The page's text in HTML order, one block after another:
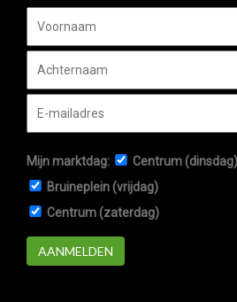
Mijn marktdag:
Centrum (dinsdag)
Bruineplein (vrijdag)
Centrum (zaterdag)
AANMELDEN